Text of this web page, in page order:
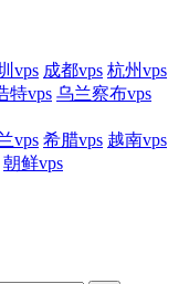
vps 成都vps 杭州vps
特vps 乌兰察布vps
vps 希腊vps 越南vps
朝鲜vps